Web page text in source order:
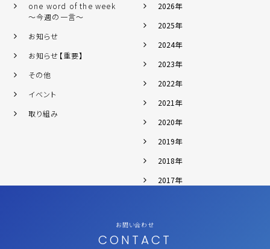
one word of the week
～今週の一言～
お知らせ
お知らせ【重要】
その他
イベント
取り組み
2026年
2025年
2024年
2023年
2022年
2021年
2020年
2019年
2018年
2017年
お問い合わせ
CONTACT